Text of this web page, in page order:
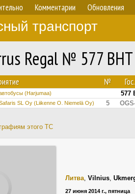
Комментарии Обновления
транспорт
Regal № 577 BHT
№
(Harjumaa) 577
SL Oy (Liikenne O. Niemelä Oy) 5
этого ТС
Литва, Vilnius,
27 июня 2014 г., пятница